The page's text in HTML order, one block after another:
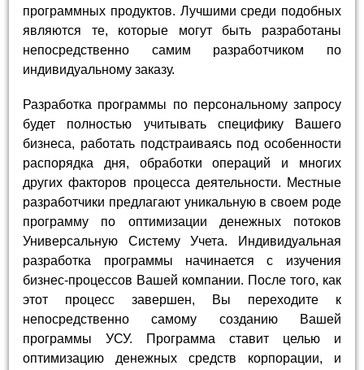
программных продуктов. Лучшими среди подобных
являются те, которые могут быть разработаны
непосредственно самим разработчиком по
индивидуальному заказу.
Разработка программы по персональному запросу
будет полностью учитывать специфику Вашего
бизнеса, работать подстраиваясь под особенности
распорядка дня, обработки операций и многих
других факторов процесса деятельности. Местные
разработчики предлагают уникальную в своем роде
программу по оптимизации денежных потоков
Универсальную Систему Учета. Индивидуальная
разработка программы начинается с изучения
бизнес-процессов Вашей компании. После того, как
этот процесс завершен, Вы переходите к
непосредственно самому созданию Вашей
программы УСУ. Программа ставит целью и
оптимизацию денежных средств корпорации, и